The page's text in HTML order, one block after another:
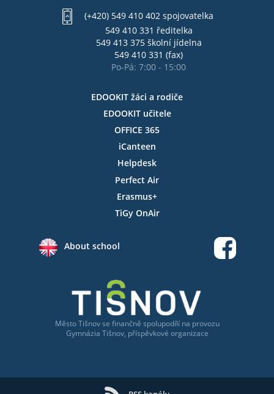
(+420) 549 410 402 spojovatelka
549 410 331 ředitelka
549 413 375 školní jídelna
549 410 331 (fax)
Po-Pá: 7:00 - 15:00
EDOOKIT žáci a rodiče
EDOOKIT učitele
OFFICE 365
iCanteen
Helpdesk
Perfect Air
Erasmus+
TiGy OnAir
About school
Město Tišnov se finančně spolupodílí na provozu
Gymnázia Tišnov, příspěvkové organizace